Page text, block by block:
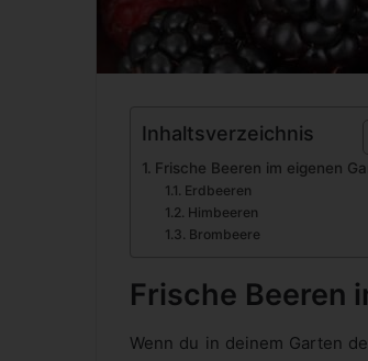
Inhaltsverzeichnis
Frische Beeren im eigenen
Erdbeeren
Himbeeren
Brombeere
Frische Beeren
Wenn du in deinem Garten